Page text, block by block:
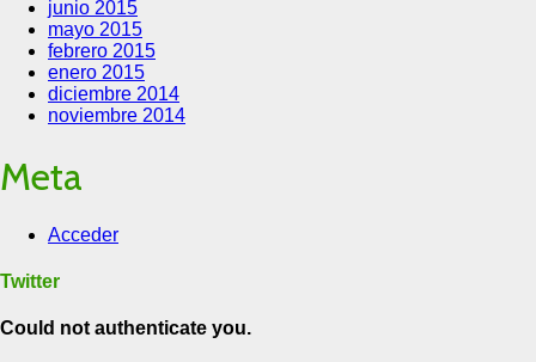
junio 2015
mayo 2015
febrero 2015
enero 2015
diciembre 2014
noviembre 2014
Meta
Acceder
Twitter
Could not authenticate you.